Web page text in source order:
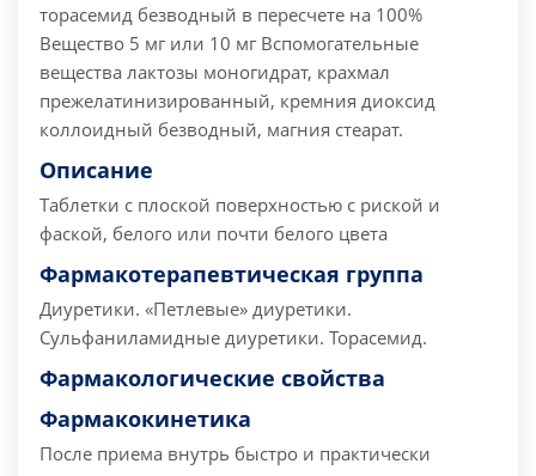
торасемид безводный в пересчете на 100%
Вещество 5 мг или 10 мг Вспомогательные
вещества лактозы моногидрат, крахмал
прежелатинизированный, кремния диоксид
коллоидный безводный, магния стеарат.
Описание
Таблетки с плоской поверхностью с риской и
фаской, белого или почти белого цвета
Фармакотерапевтическая группа
Диуретики. «Петлевые» диуретики.
Сульфаниламидные диуретики. Торасемид.
Фармакологические свойства
Фармакокинетика
После приема внутрь быстро и практически